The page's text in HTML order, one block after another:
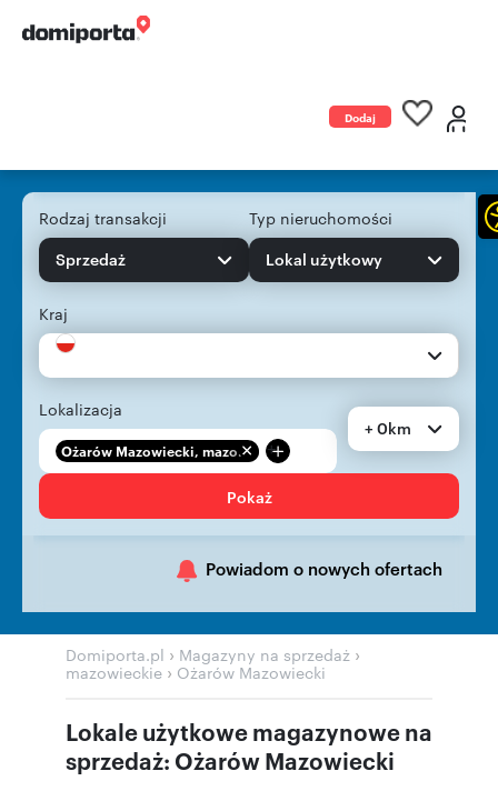
Dodaj
Rodzaj transakcji
Sprzedaż
Typ nieruchomości
Lokal użytkowy
Kraj
Lokalizacja
Ożarów Mazowiecki, mazo... +
+ 0km
Pokaż
Powiadom o nowych ofertach
Domiporta.pl › Magazyny na sprzedaż ›
mazowieckie › Ożarów Mazowiecki
Lokale użytkowe magazynowe na
sprzedaż: Ożarów Mazowiecki